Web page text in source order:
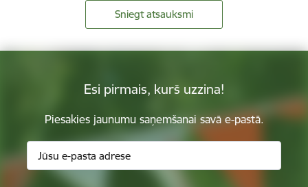
Sniegt atsauksmi
Esi pirmais, kurš uzzina!
Piesakies jaunumu saņemšanai savā e-pastā.